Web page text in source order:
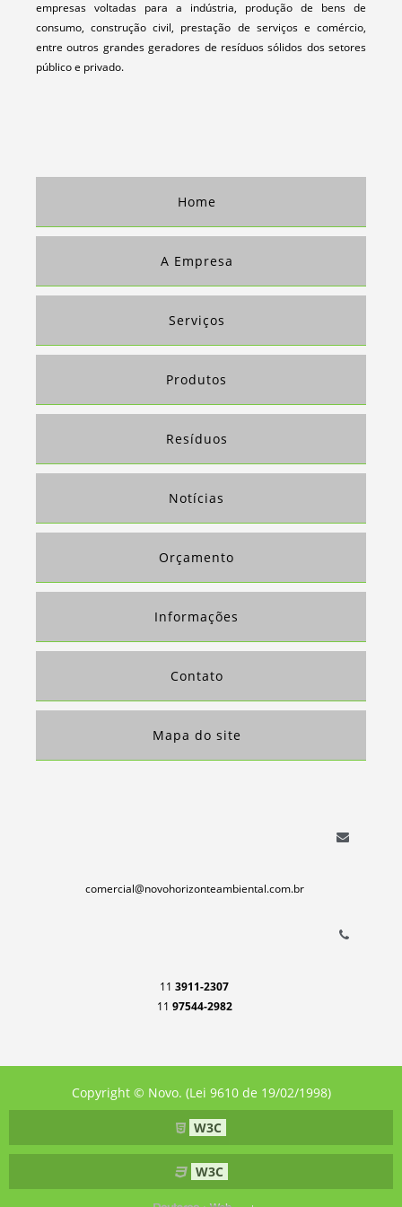
TRATAMENTO E DESTINAÇÃO FINAL DE RESÍDUOS
TRATAMENTO E DESTINAÇÃO FINAL DE RESÍDUOS SÓLIDOS
COMPRA DE PAPEL PARA RECICLAGEM
COLETA DE APARAS DE PAPEL
EMPRESAS DE RECICLAGEM DE PAPEL E PAPELÃO
EMPRESAS QUE COMPRAM APARAS DE PAPEL
RECICLAGEM DE PAPEL E PAPELÃO
COMPRA DE MATERIAL RECICLÁVEL
EMPRESAS QUE COMPRAM MATERIAL RECICLADO EM SP
COMPRA DE SUCATA FERRO
EMPRESA QUE COMPRA SUCATA DE FERRO
VENDA DE APARAS DE PLÁSTICO
DESCARACTERIZAÇÃO DE DOCUMENTOS
EMPRESAS QUE COMPRAM APARAS DE PLÁSTICOS
COMPRA E VENDA DE SUCATAS
SUCATA DE FERRO
COMPRA DE APARAS DE PAPEL
COMPRA DE PAPEL PARA RECICLAGEM SP
empresas voltadas para a indústria, produção de bens de
consumo, construção civil, prestação de serviços e comércio,
entre outros grandes geradores de resíduos sólidos dos setores
público e privado.
Home
A Empresa
Serviços
Produtos
Resíduos
Notícias
Orçamento
Informações
Contato
Mapa do site
comercial@novohorizonteambiental.com.br
11 3911-2307
11 97544-2982
Copyright © Novo. (Lei 9610 de 19/02/1998)
W3C
W3C